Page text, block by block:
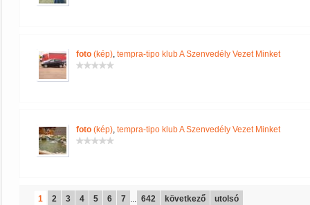
foto (kép), tempra-tipo klub A Szenvedély Vezet Minket
foto (kép), tempra-tipo klub A Szenvedély Vezet Minket
1 2 3 4 5 6 7 ... 642 következő utolsó